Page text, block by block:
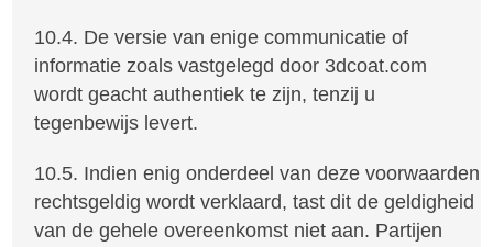
10.4. De versie van enige communicatie of
informatie zoals vastgelegd door 3dcoat.com
wordt geacht authentiek te zijn, tenzij u
tegenbewijs levert.
10.5. Indien enig onderdeel van deze voorwaarden
rechtsgeldig wordt verklaard, tast dit de geldigheid
van de gehele overeenkomst niet aan. Partijen